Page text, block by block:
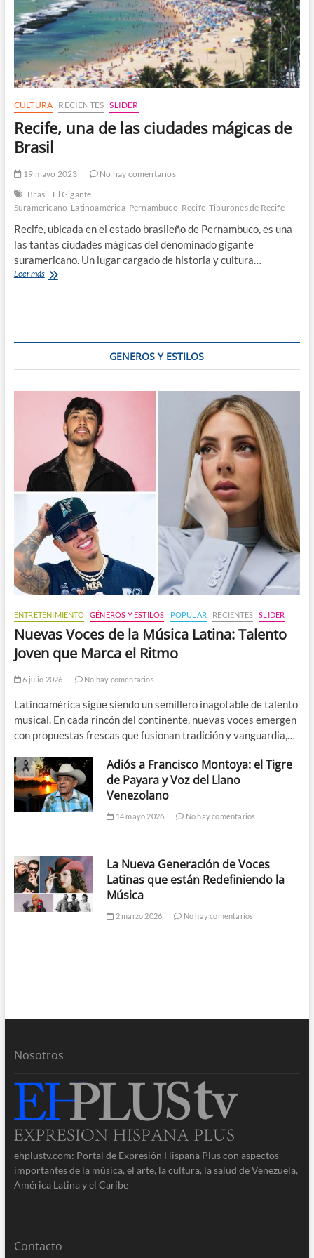
CULTURA RECIENTES SLIDER
Recife, una de las ciudades mágicas de
Brasil
19 mayo 2023
No hay comentarios
Brasil El Gigante
Suramericano Latinoamérica Pernambuco Recife Tiburones de Recife
Recife, ubicada en el estado brasileño de Pernambuco, es una
las tantas ciudades mágicas del denominado gigante
suramericano. Un lugar cargado de historia y cultura…
Leer másRecife,
GENEROS Y ESTILOS
ENTRETENIMIENTO GÉNEROS Y ESTILOS POPULAR RECIENTES SLIDER
Nuevas Voces de la Música Latina: Talento
Joven que Marca el Ritmo
6 julio 2026 No hay comentarios
Latinoamérica sigue siendo un semillero inagotable de talento
musical. En cada rincón del continente, nuevas voces emergen
con propuestas frescas que fusionan tradición y vanguardia,…
Adiós a Francisco Montoya: el Tigre
de Payara y Voz del Llano
Venezolano
14 mayo 2026 No hay comentarios
La Nueva Generación de Voces
Latinas que están Redefiniendo la
Música
2 marzo 2026 No hay comentarios
Nosotros
ehplustv.com: Portal de Expresión Hispana Plus con aspectos
importantes de la música, el arte, la cultura, la salud de Venezuela,
América Latina y el Caribe
Contacto